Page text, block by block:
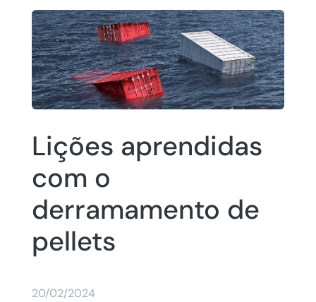
Lições aprendidas
com o
derramamento de
pellets
20/02/2024